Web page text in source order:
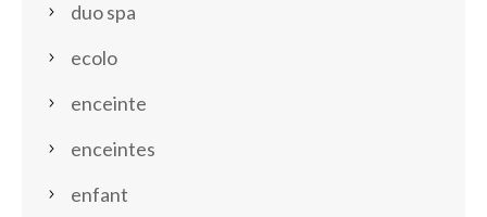
duo spa
ecolo
enceinte
enceintes
enfant